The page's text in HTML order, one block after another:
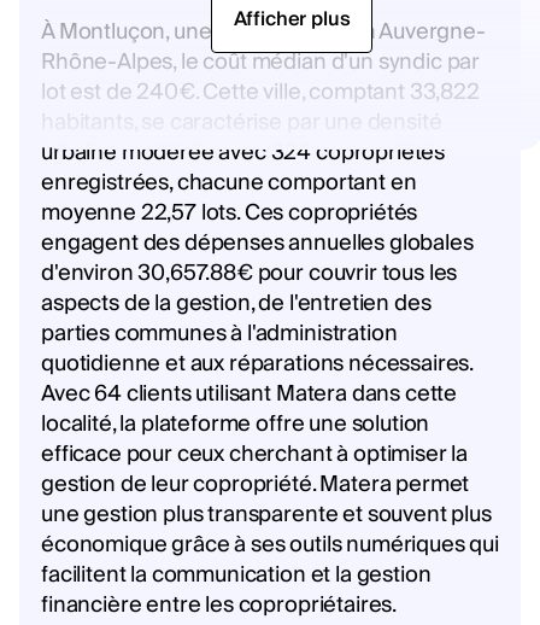
À Montluçon, une ville de la région Auvergne-
Rhône-Alpes, le coût médian d'un syndic par
lot est de 240€. Cette ville, comptant 33,822
habitants, se caractérise par une densité
urbaine modérée avec 324 copropriétés
enregistrées, chacune comportant en
moyenne 22,57 lots. Ces copropriétés
engagent des dépenses annuelles globales
d'environ 30,657.88€ pour couvrir tous les
aspects de la gestion, de l'entretien des
parties communes à l'administration
quotidienne et aux réparations nécessaires.
Avec 64 clients utilisant Matera dans cette
localité, la plateforme offre une solution
efficace pour ceux cherchant à optimiser la
gestion de leur copropriété. Matera permet
une gestion plus transparente et souvent plus
économique grâce à ses outils numériques qui
facilitent la communication et la gestion
financière entre les copropriétaires.
Afficher plus